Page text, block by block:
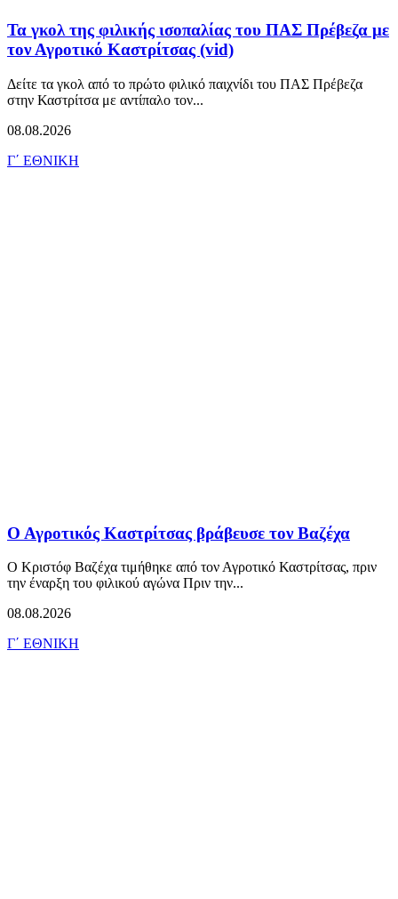
Τα γκολ της φιλικής ισοπαλίας του ΠΑΣ Πρέβεζα με
τον Αγροτικό Καστρίτσας (vid)
Δείτε τα γκολ από το πρώτο φιλικό παιχνίδι του ΠΑΣ Πρέβεζα
στην Καστρίτσα με αντίπαλο τον...
08.08.2026
Γ΄ ΕΘΝΙΚΗ
Ο Αγροτικός Καστρίτσας βράβευσε τον Βαζέχα
Ο Κριστόφ Βαζέχα τιμήθηκε από τον Αγροτικό Καστρίτσας, πριν
την έναρξη του φιλικού αγώνα Πριν την...
08.08.2026
Γ΄ ΕΘΝΙΚΗ